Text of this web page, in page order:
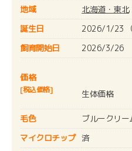
地域
北海道・東北
誕生日
2026/1/23 （
飼育開始日
2026/3/26
価格
[税込価格] 生体価格
毛色
ブルークリー
マイクロチップ 済